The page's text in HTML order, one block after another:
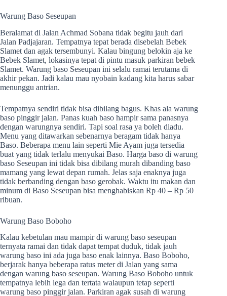
Warung Baso Seseupan
Beralamat di Jalan Achmad Sobana tidak begitu jauh dari
Jalan Padjajaran. Tempatnya tepat berada disebelah Bebek
Slamet dan agak tersembunyi. Kalau bingung belokin aja ke
Bebek Slamet, lokasinya tepat di pintu masuk parkiran bebek
Slamet. Warung baso Seseupan ini selalu ramai terutama di
akhir pekan. Jadi kalau mau nyobain kadang kita harus sabar
menunggu antrian.
Tempatnya sendiri tidak bisa dibilang bagus. Khas ala warung
baso pinggir jalan. Panas kuah baso hampir sama panasnya
dengan warungnya sendiri. Tapi soal rasa ya boleh diadu.
Menu yang ditawarkan sebenarnya beragam tidak hanya
Baso. Beberapa menu lain seperti Mie Ayam juga tersedia
buat yang tidak terlalu menyukai Baso. Harga baso di warung
baso Seseupan ini tidak bisa dibilang murah dibanding baso
mamang yang lewat depan rumah. Jelas saja enaknya juga
tidak berbanding dengan baso gerobak. Waktu itu makan dan
minum di Baso Seseupan bisa menghabiskan Rp 40 – Rp 50
ribuan.
Warung Baso Boboho
Kalau kebetulan mau mampir di warung baso seseupan
ternyata ramai dan tidak dapat tempat duduk, tidak jauh
warung baso ini ada juga baso enak lainnya. Baso Boboho,
berjarak hanya beberapa ratus meter di Jalan yang sama
dengan warung baso seseupan. Warung Baso Boboho untuk
tempatnya lebih lega dan tertata walaupun tetap seperti
warung baso pinggir jalan. Parkiran agak susah di warung